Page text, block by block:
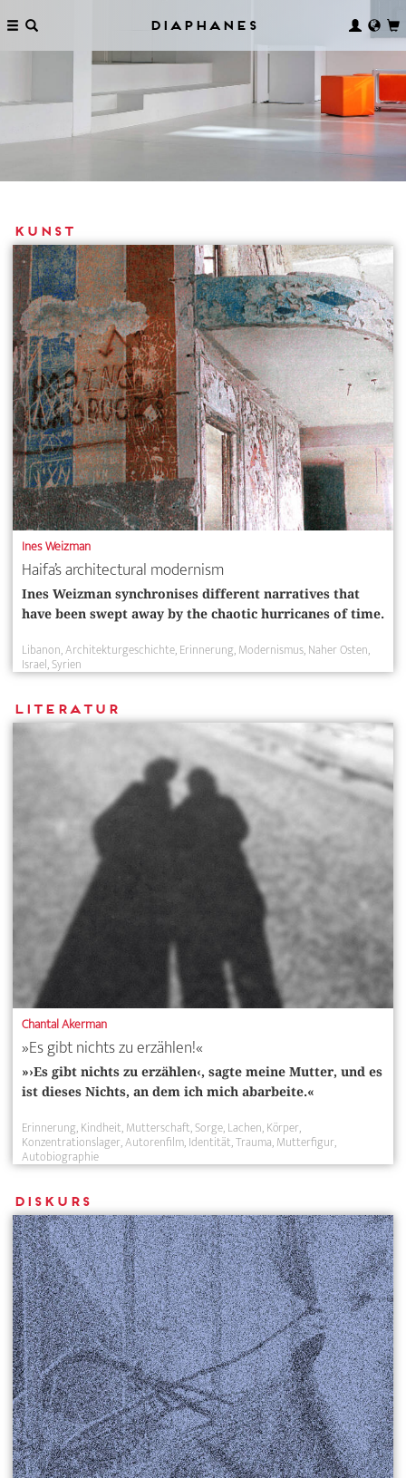
Diaphanes
Kunst
Ines Weizman
Haifa’s architectural modernism
Ines Weizman synchronises different narratives that
have been swept away by the chaotic hurricanes of time.
Libanon Architekturgeschichte Erinnerung Modernismus Naher Osten
Israel Syrien
Literatur
Chantal Akerman
»Es gibt nichts zu erzählen!«
»›Es gibt nichts zu erzählen‹, sagte meine Mutter, und es
ist dieses Nichts, an dem ich mich abarbeite.«
Erinnerung Kindheit Mutterschaft Sorge Lachen Körper
Konzentrationslager Autorenfilm Identität Trauma Mutterfigur
Autobiographie
Diskurs